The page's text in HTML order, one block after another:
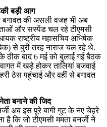
बड़ी आग
बगावत की असली वजह भी अब
और सस्पेंड चल रहे टीएमसी
राष्ट्रीय महासचिव अभिषेक
से बुरी तरह नाराज चल रहे थे.
के ठीक बाद 6 मई को बुलाई गई बैठक
में खड़े होकर तालियां बजवाई
ठेस पहुंचाई और वहीं से बगावत
बनाने की जिद
अब इस पूरे बागी गुट के नए चेहरे
कि जो टीएमसी ममता बनर्जी ने